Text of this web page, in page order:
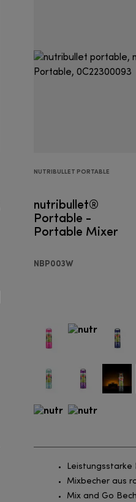
NUTRIBULLET PORTABLE
nutribullet®
Portable -
Portable Mixer
NBP003W
Leistungsstarke
Mixbecher aus
Mix and Go